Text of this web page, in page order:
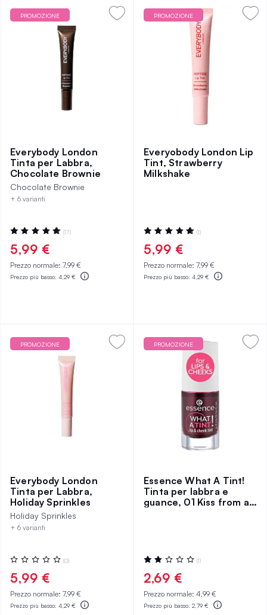
PROMOZIONE
Everybody London
Tinta per Labbra,
Chocolate Brownie
Chocolate Brownie
+ 6 varianti
Valutazione:
98%
(17)
5,99 €
Prezzo normale: 7,99 €
Prezzo più basso: 4,29 €
PROMOZIONE
Everyobody London Lip
Tint, Strawberry
Milkshake
Valutazione:
100%
(1)
5,99 €
Prezzo normale: 7,99 €
Prezzo più basso: 4,29 €
PROMOZIONE
Everybody London
Tinta per Labbra,
Holiday Sprinkles
Holiday Sprinkles
+ 6 varianti
Valutazione:
0%
(0)
5,99 €
Prezzo normale: 7,99 €
Prezzo più basso: 4,29 €
PROMOZIONE
Essence What A Tint!
Tinta per labbra e
guance, 01 Kiss from a
Valutazione:
40%
(1)
2,69 €
Prezzo normale: 4,99 €
Prezzo più basso: 2,79 €